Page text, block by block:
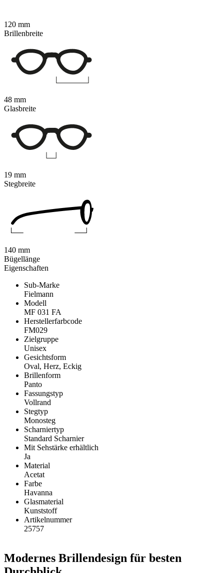
Eigenschaften
Sub-Marke
Fielmann
Modell
MF 031 FA
Herstellerfarbcode
FM029
Zielgruppe
Unisex
Gesichtsform
Oval, Herz, Eckig
Brillenform
Panto
Fassungstyp
Vollrand
Stegtyp
Monosteg
Scharniertyp
Standard Scharnier
Mit Sehstärke erhältlich
Ja
Material
Acetat
Farbe
Havanna
Glasmaterial
Kunststoff
Artikelnummer
25757
Modernes Brillendesign für besten
120 mm
Brillenbreite
48 mm
Glasbreite
19 mm
Stegbreite
140 mm
Bügellänge